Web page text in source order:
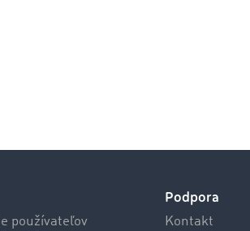
používateľov
Podpora
Kontakt